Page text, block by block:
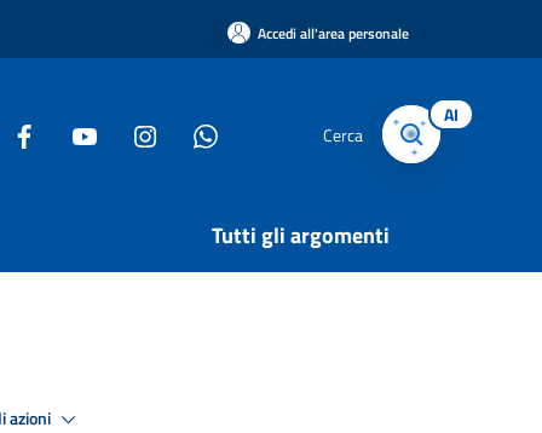
Accedi all'area personale
Cerca
AI
Tutti gli argomenti
azioni